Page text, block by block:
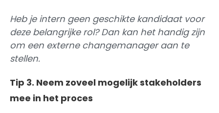
Heb je intern geen geschikte kandidaat voor
deze belangrijke rol? Dan kan het handig zijn
om een externe changemanager aan te
stellen.
Tip 3. Neem zoveel mogelijk stakeholders
mee in het proces